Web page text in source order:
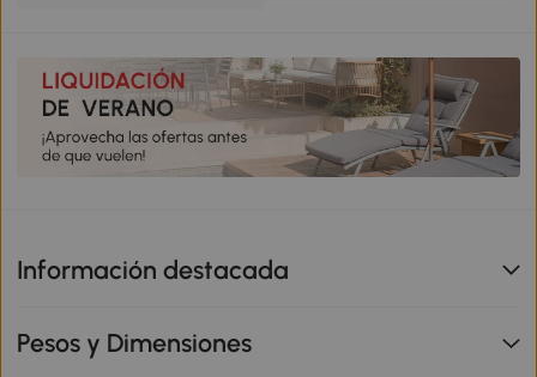
Información destacada
Pesos y Dimensiones